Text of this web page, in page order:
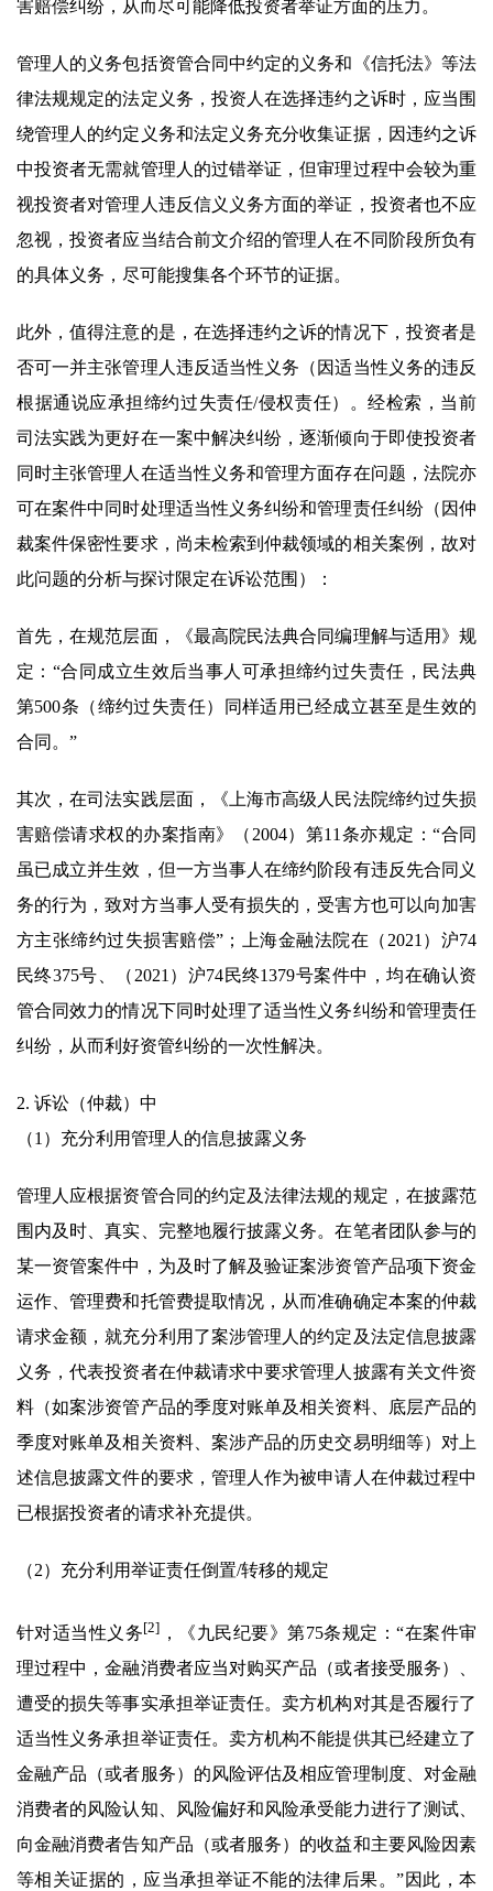
害赔偿纠纷，从而尽可能降低投资者举证方面的压力。
管理人的义务包括资管合同中约定的义务和《信托法》等法
律法规规定的法定义务，投资人在选择违约之诉时，应当围
绕管理人的约定义务和法定义务充分收集证据，因违约之诉
中投资者无需就管理人的过错举证，但审理过程中会较为重
视投资者对管理人违反信义义务方面的举证，投资者也不应
忽视，投资者应当结合前文介绍的管理人在不同阶段所负有
的具体义务，尽可能搜集各个环节的证据。
此外，值得注意的是，在选择违约之诉的情况下，投资者是
否可一并主张管理人违反适当性义务（因适当性义务的违反
根据通说应承担缔约过失责任/侵权责任）。经检索，当前
司法实践为更好在一案中解决纠纷，逐渐倾向于即使投资者
同时主张管理人在适当性义务和管理方面存在问题，法院亦
可在案件中同时处理适当性义务纠纷和管理责任纠纷（因仲
裁案件保密性要求，尚未检索到仲裁领域的相关案例，故对
此问题的分析与探讨限定在诉讼范围）：
首先，在规范层面，《最高院民法典合同编理解与适用》规
定：“合同成立生效后当事人可承担缔约过失责任，民法典
第500条（缔约过失责任）同样适用已经成立甚至是生效的
合同。”
其次，在司法实践层面，《上海市高级人民法院缔约过失损
害赔偿请求权的办案指南》（2004）第11条亦规定：“合同
虽已成立并生效，但一方当事人在缔约阶段有违反先合同义
务的行为，致对方当事人受有损失的，受害方也可以向加害
方主张缔约过失损害赔偿”；上海金融法院在（2021）沪74
民终375号、（2021）沪74民终1379号案件中，均在确认资
管合同效力的情况下同时处理了适当性义务纠纷和管理责任
纠纷，从而利好资管纠纷的一次性解决。
2. 诉讼（仲裁）中
（1）充分利用管理人的信息披露义务
管理人应根据资管合同的约定及法律法规的规定，在披露范
围内及时、真实、完整地履行披露义务。在笔者团队参与的
某一资管案件中，为及时了解及验证案涉资管产品项下资金
运作、管理费和托管费提取情况，从而准确确定本案的仲裁
请求金额，就充分利用了案涉管理人的约定及法定信息披露
义务，代表投资者在仲裁请求中要求管理人披露有关文件资
料（如案涉资管产品的季度对账单及相关资料、底层产品的
季度对账单及相关资料、案涉产品的历史交易明细等）对上
述信息披露文件的要求，管理人作为被申请人在仲裁过程中
已根据投资者的请求补充提供。
（2）充分利用举证责任倒置/转移的规定
针对适当性义务[2] ，《九民纪要》第75条规定：“在案件审
理过程中，金融消费者应当对购买产品（或者接受服务）、
遭受的损失等事实承担举证责任。卖方机构对其是否履行了
适当性义务承担举证责任。卖方机构不能提供其已经建立了
金融产品（或者服务）的风险评估及相应管理制度、对金融
消费者的风险认知、风险偏好和风险承受能力进行了测试、
向金融消费者告知产品（或者服务）的收益和主要风险因素
等相关证据的，应当承担举证不能的法律后果。”因此，本